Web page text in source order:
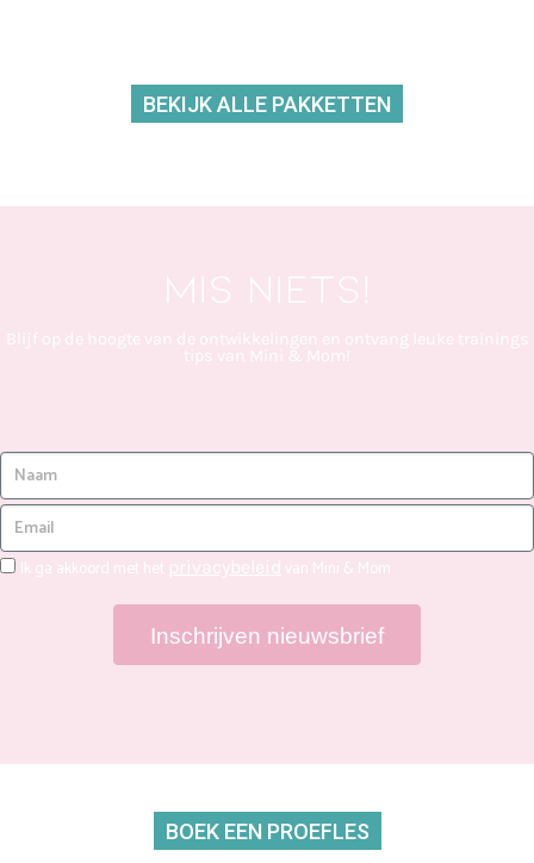
BEKIJK ALLE PAKKETTEN
Mis niets!
Blijf op de hoogte van de ontwikkelingen en ontvang leuke trainings
tips van Mini & Mom!
Ik ga akkoord met het privacybeleid van Mini & Mom
Inschrijven nieuwsbrief
BOEK EEN PROEFLES